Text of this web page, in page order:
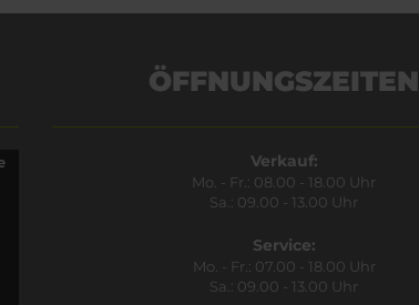
ÖFFNUNGSZEITEN
Verkauf:
Mo. - Fr.: 08.00 - 18.00 Uhr
Sa.: 09.00 - 13.00 Uhr
Service:
Mo. - Fr.: 07.00 - 18.00 Uhr
Sa.: 09.00 - 13.00 Uhr